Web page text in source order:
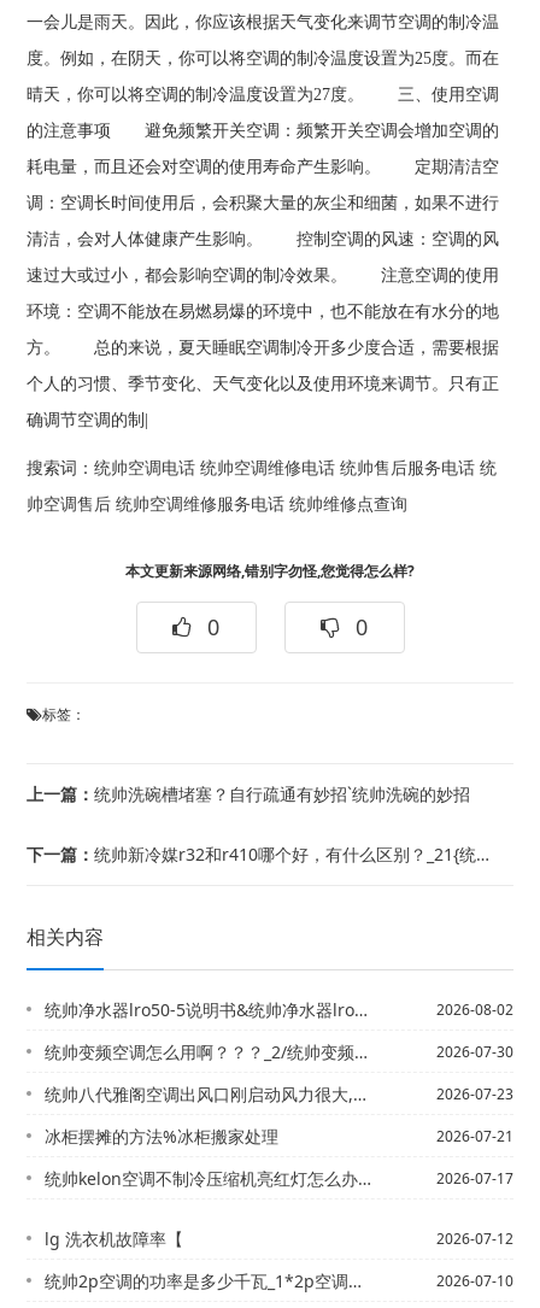
一会儿是雨天。因此，你应该根据天气变化来调节空调的制冷温
度。例如，在阴天，你可以将空调的制冷温度设置为25度。而在
晴天，你可以将空调的制冷温度设置为27度。 三、使用空调
的注意事项 避免频繁开关空调：频繁开关空调会增加空调的
耗电量，而且还会对空调的使用寿命产生影响。 定期清洁空
调：空调长时间使用后，会积聚大量的灰尘和细菌，如果不进行
清洁，会对人体健康产生影响。 控制空调的风速：空调的风
速过大或过小，都会影响空调的制冷效果。 注意空调的使用
环境：空调不能放在易燃易爆的环境中，也不能放在有水分的地
方。 总的来说，夏天睡眠空调制冷开多少度合适，需要根据
个人的习惯、季节变化、天气变化以及使用环境来调节。只有正
确调节空调的制|
搜索词：统帅空调电话 统帅空调维修电话 统帅售后服务电话 统
帅空调售后 统帅空调维修服务电话 统帅维修点查询
本文更新来源网络,错别字勿怪,您觉得怎么样?
0 0
标签：
上一篇：统帅洗碗槽堵塞？自行疏通有妙招`统帅洗碗的妙招
下一篇：统帅新冷媒r32和r410哪个好，有什么区别？_21{统帅新妈妈别拒绝脂肪
相关内容
统帅净水器lro50-5说明书&统帅净水器lro50-5说明书已解答 2026-08-02
统帅变频空调怎么用啊？？？_2/统帅变频空调怎么用多少度最省电 2026-07-30
统帅八代雅阁空调出风口刚启动风力很大,突然不出风了,然后又一阵一阵的出风,风力-... 2026-07-23
冰柜摆摊的方法%冰柜搬家处理 2026-07-21
统帅kelon空调不制冷压缩机亮红灯怎么办-_2&统帅LG挂机空调制冷不正常是什... 2026-07-17
lg 洗衣机故障率【 2026-07-12
统帅2p空调的功率是多少千瓦_1*2p空调机氟利昂的压力应该是多少？_4 2026-07-10